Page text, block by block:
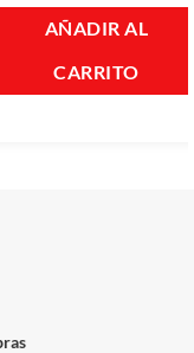
de Vainilla cantidad
AÑADIR AL
CARRITO